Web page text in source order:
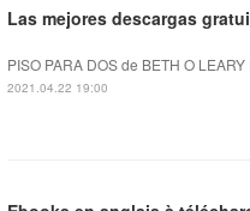
Las mejores descargas
PISO PARA DOS de BETH O
2021.04.22 19:00